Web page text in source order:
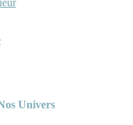
Univers